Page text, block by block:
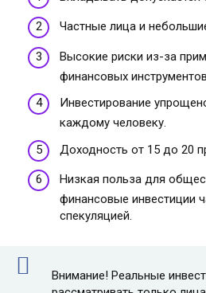
Частные лица и
Высокие риски из-за
финансовых инструментов.
Инвестирование
каждому человеку.
Доходность от 15 до 20
Низкая польза для
финансовые инвестиции
спекуляцией.
Внимание! Реальные